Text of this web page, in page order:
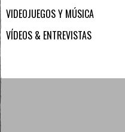
VIDEOJUEGOS Y MÚSICA
VÍDEOS & ENTREVISTAS